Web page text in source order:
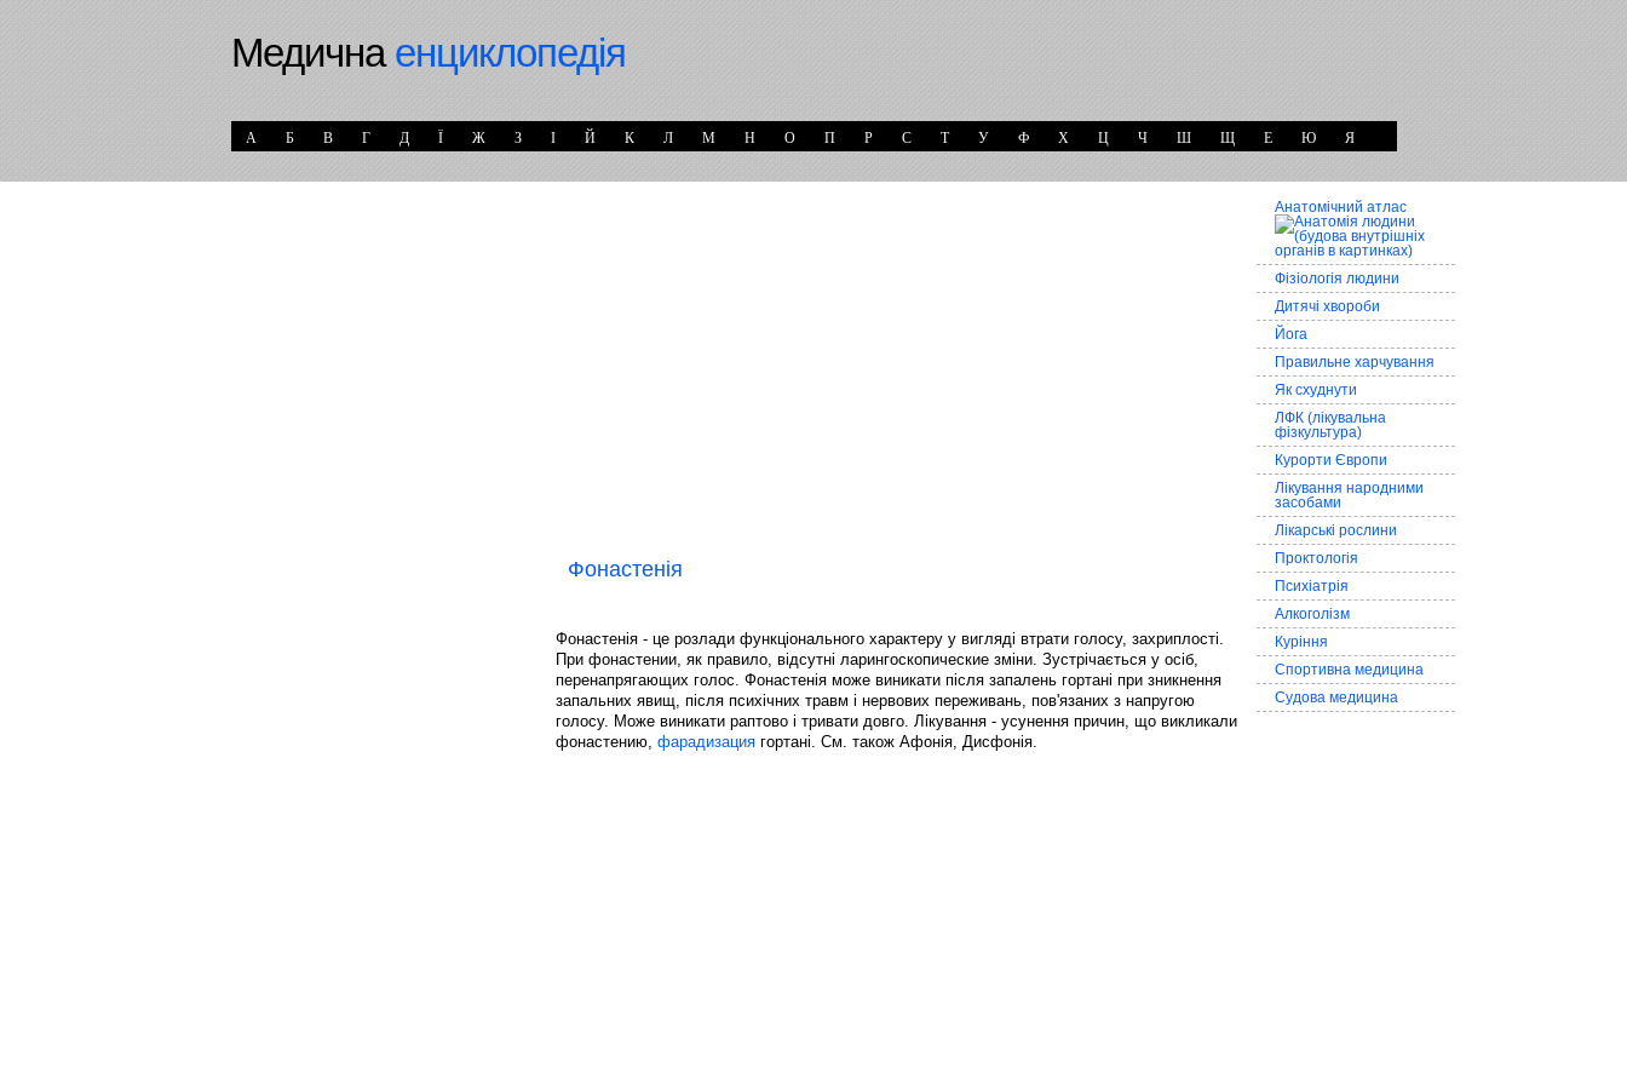
Медичнаенциклопедія
А Б В Г Д Ї Ж З І Й К Л М Н О П Р С Т У Ф Х Ц Ч Ш Щ Е Ю Я
Фонастенія
Фонастенія - це розлади функціонального характеру у вигляді втрати голосу, захриплості.
При фонастении, як правило, відсутні ларингоскопические зміни. Зустрічається у осіб,
перенапрягающих голос. Фонастенія може виникати після запалень гортані при зникнення
запальних явищ, після психічних травм і нервових переживань, пов'язаних з напругою
голосу. Може виникати раптово і тривати довго. Лікування - усунення причин, що викликали
фонастению, фарадизация гортані. См. також Афонія, Дисфонія.
Анатомічний атлас
Фізіологія людини
Дитячі хвороби
Йога
Правильне харчування
Як схуднути
ЛФК (лікувальна
фізкультура)
Курорти Європи
Лікування народними
засобами
Лікарські рослини
Проктологія
Психіатрія
Алкоголізм
Куріння
Спортивна медицина
Судова медицина